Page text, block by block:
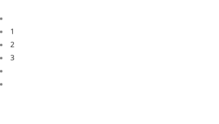
1
2
3